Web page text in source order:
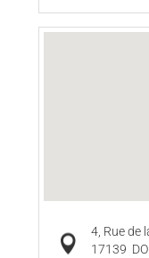
4, Rue de
17139